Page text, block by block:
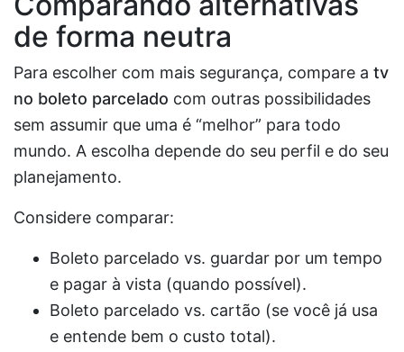
de forma neutra
Para escolher com mais segurança, compare a tv
no boleto parcelado com outras possibilidades
sem assumir que uma é “melhor” para todo
mundo. A escolha depende do seu perfil e do seu
planejamento.
Considere comparar:
Boleto parcelado vs. guardar por um tempo
e pagar à vista (quando possível).
Boleto parcelado vs. cartão (se você já usa
e entende bem o custo total).